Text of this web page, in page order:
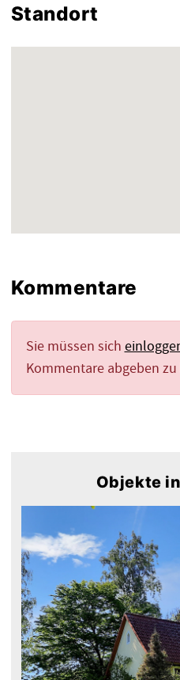
Standort
Kommentare
Sie müssen sich
Kommentare abgeben
Objekte